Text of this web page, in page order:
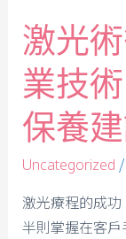
激光
業技
保養
Uncategorized
激光療程的成
半則掌握在客